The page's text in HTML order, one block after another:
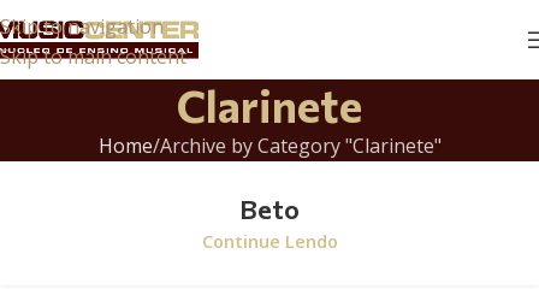
Skip to navigation
Skip to main content
Clarinete
Home Archive by Category "Clarinete"
Beto
Continue Lendo